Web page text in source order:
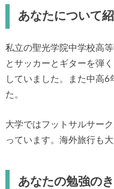
あなたについて
私立の聖光学院中学校高
とサッカーとギターを弾
していました。また中高6
た。
大学ではフットサルサー
っています。海外旅行も大
あなたの勉強の